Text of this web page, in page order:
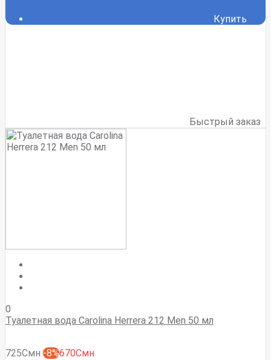
Купить
Быстрый заказ
0
Туалетная вода Carolina Herrera 212 Men 50 мл
725Смн -8%670Смн